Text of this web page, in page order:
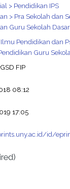
> Pendidikan IPS
> Pra Sekolah dan
Guru Sekolah Dasar
Pendidikan dan
Guru
FIP
08:12
17:05
id/